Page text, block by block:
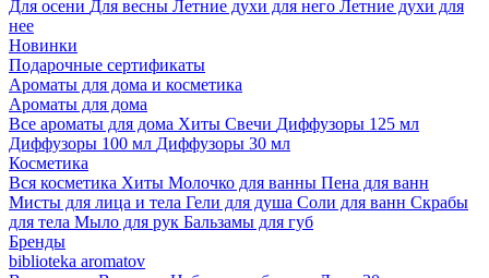
Для осени Для весны Летние духи для него Летние духи для
нее
Новинки
Подарочные сертификаты
Ароматы для дома и косметика
Ароматы для дома
Все ароматы для дома Хиты Свечи Диффузоры 125 мл
Диффузоры 100 мл Диффузоры 30 мл
Косметика
Вся косметика Хиты Молочко для ванны Пена для ванн
Мисты для лица и тела Гели для душа Соли для ванн Скрабы
для тела Мыло для рук Бальзамы для губ
Бренды
biblioteka aromatov